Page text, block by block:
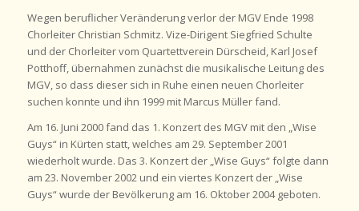
Wegen beruflicher Veränderung verlor der MGV Ende 1998
Chorleiter Christian Schmitz. Vize-Dirigent Siegfried Schulte
und der Chorleiter vom Quartettverein Dürscheid, Karl Josef
Potthoff, übernahmen zunächst die musikalische Leitung des
MGV, so dass dieser sich in Ruhe einen neuen Chorleiter
suchen konnte und ihn 1999 mit Marcus Müller fand.
Am 16. Juni 2000 fand das 1. Konzert des MGV mit den „Wise
Guys“ in Kürten statt, welches am 29. September 2001
wiederholt wurde. Das 3. Konzert der „Wise Guys“ folgte dann
am 23. November 2002 und ein viertes Konzert der „Wise
Guys“ wurde der Bevölkerung am 16. Oktober 2004 geboten.